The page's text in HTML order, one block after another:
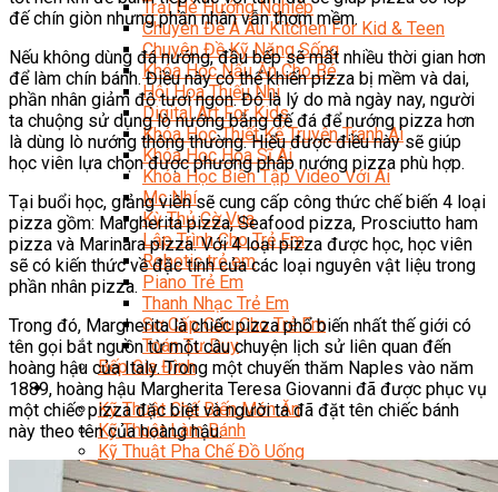
Trại Hè Hướng Nghiệp
Chuyên Đề Á Âu Kitchen For Kid & Teen
Chuyên Đề Kỹ Năng Sống
Khóa Học Nấu Ăn Cho Bé
Hội Họa Thiếu Nhi
Digital Art For Kids
Khóa Học Thiết Kế Truyện Tranh Ai
Khóa Học Họa Sĩ Ai
Khóa Học Biên Tập Video Với Ai
Mc Nhí
Kỳ Thủ Cờ Vua
Lập Trình Cho Trẻ Em
Robotic trẻ em
Piano Trẻ Em
Thanh Nhạc Trẻ Em
Sơ Cấp Cứu Cho Trẻ Em
Toán Tư Duy
Bếp Gia Đình
Trung Cấp CET
Kỹ Thuật Chế Biến Món Ăn
Kỹ Thuật Làm Bánh
Kỹ Thuật Pha Chế Đồ Uống
Quản Trị Khách Sạn
đế chín giòn nhưng phần nhân vẫn thơm mềm.
Nếu không dùng đá nướng, đầu bếp sẽ mất nhiều thời gian hơn
để làm chín bánh. Điều này có thể khiến pizza bị mềm và dai,
phần nhân giảm độ tươi ngon. Đó là lý do mà ngày nay, người
ta chuộng sử dụng lò nướng bằng đế đá để nướng pizza hơn
là dùng lò nướng thông thường. Hiểu được điều này sẽ giúp
học viên lựa chọn được phương pháp nướng pizza phù hợp.
Tại buổi học, giảng viên sẽ cung cấp công thức chế biến 4 loại
pizza gồm: Margherita pizza, Seafood pizza, Prosciutto ham
pizza và Marinara pizza. Với 4 loại pizza được học, học viên
sẽ có kiến thức về đặc tính của các loại nguyên vật liệu trong
phần nhân pizza.
Trong đó, Margherita là chiếc pizza phổ biến nhất thế giới có
tên gọi bắt nguồn từ một câu chuyện lịch sử liên quan đến
hoàng hậu của Italy. Trong một chuyến thăm Naples vào năm
1889, hoàng hậu Margherita Teresa Giovanni đã được phục vụ
một chiếc pizza đặc biệt và người ta đã đặt tên chiếc bánh
này theo tên của hoàng hậu.